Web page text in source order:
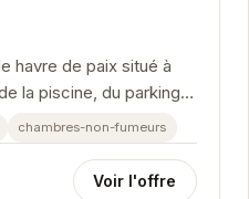
havre de paix situé à
la piscine, du parking
chambres...
chambres-non-fumeurs
Voir l'offre